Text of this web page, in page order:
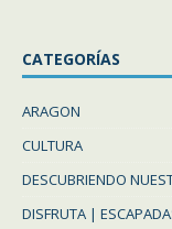
CATEGORÍAS
ARAGON
CULTURA
DESCUBRIENDO
DISFRUTA |